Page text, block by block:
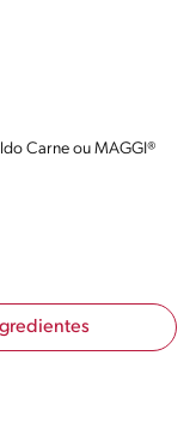
Carne ou MAGGI®